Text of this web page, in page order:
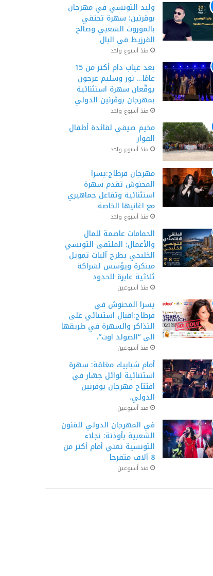
وليد التونسي في مهرجان
بوقرنين: سهرة تحتفي
بالموروث الشعبي وصالح
الفرزيط في البال
منذ أسبوع واحد
بعد غياب دام أكثر من 15
عامًا… نور وسليم عرجون
يوقّعان سهرة استثنائية
بمهرجان بوڨرنين الدولي
منذ أسبوع واحد
مخيم صيفي لفائدة أطفال
الفوار
منذ أسبوع واحد
مهرجان قرطاج:يسرا
المحنوش تقدم سهرة
استثنائية وتفاعل جماهيري
مع اغانيها الخاصة
منذ أسبوع واحد
الحمامات عاصمة للمال
والأعمال: الملتقى التونسي
الخليجي يطرح آليات تمويل
مبتكرة ويؤسس لشراكة
ثلاثية عابرة للحدود
منذ أسبوعين
يسرا المحنوش في
قرطاج:اقبال استثنائي على
التذاكر والسهرة في طريقها
الى “الصولد اوت”.
منذ أسبوعين
أمام شبابيك مغلقة: سهرة
استثنائية لوائل جسّار في
افتتاح مهرجان بوقرنين
الدولي.
منذ أسبوعين
في المهرجان الدولي للفنون
الشعبية بأوذنة: نجلاء
التونسية تغني أمام أكثر من
8 آلاف متفرجا
منذ أسبوعين